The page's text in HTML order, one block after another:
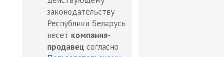
законодательству
Республики Беларусь
несет компания-
продавец согласно